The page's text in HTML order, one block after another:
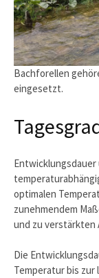
Bachforellen
eingesetzt.
optimalen
zunehmendem
und zu verstärkten
Die
Temperatur bis zur